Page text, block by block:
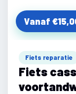
Vanaf
Fiets reparatie
Fiets